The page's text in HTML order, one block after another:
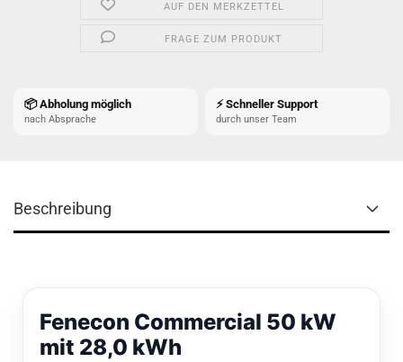
AUF DEN MERKZETTEL
FRAGE ZUM PRODUKT
📦 Abholung möglich
nach Absprache
⚡ Schneller Support
durch unser Team
Beschreibung
Fenecon Commercial 50 kW
mit 28,0 kWh